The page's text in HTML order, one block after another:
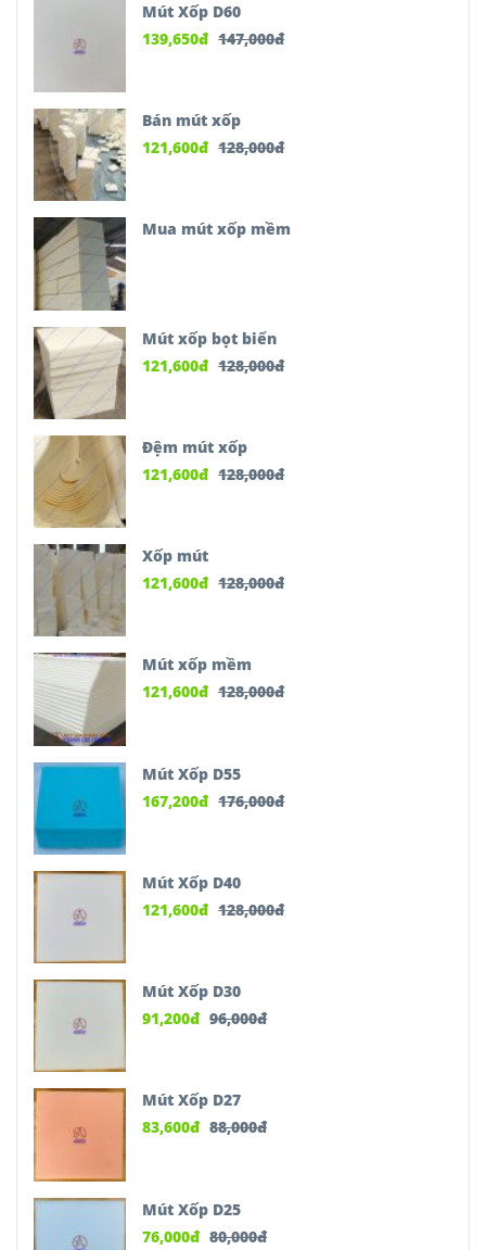
Mút Xốp D60
139,650đ 147,000đ
Bán mút xốp
121,600đ 128,000đ
Mua mút xốp mềm
Mút xốp bọt biển
121,600đ 128,000đ
Đệm mút xốp
121,600đ 128,000đ
Xốp mút
121,600đ 128,000đ
Mút xốp mềm
121,600đ 128,000đ
Mút Xốp D55
167,200đ 176,000đ
Mút Xốp D40
121,600đ 128,000đ
Mút Xốp D30
91,200đ 96,000đ
Mút Xốp D27
83,600đ 88,000đ
Mút Xốp D25
76,000đ 80,000đ